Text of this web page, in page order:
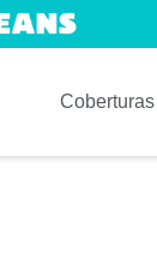
Coberturas